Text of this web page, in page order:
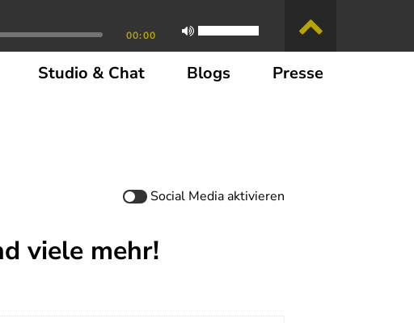
00:00
Studio & Chat Blogs Presse
Social Mediaaktivieren
viele mehr!